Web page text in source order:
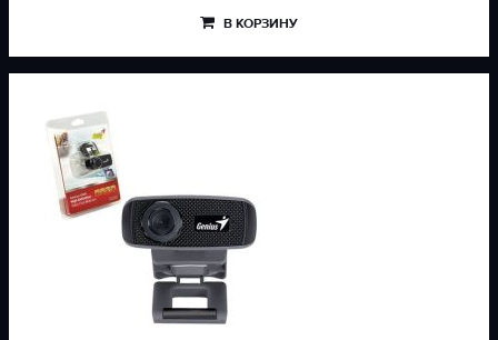
В КОРЗИНУ